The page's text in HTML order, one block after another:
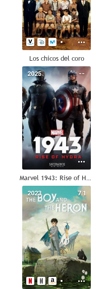
Los chicos del coro
--
2025
Marvel 1943: Rise of Hydra
7.1
2023